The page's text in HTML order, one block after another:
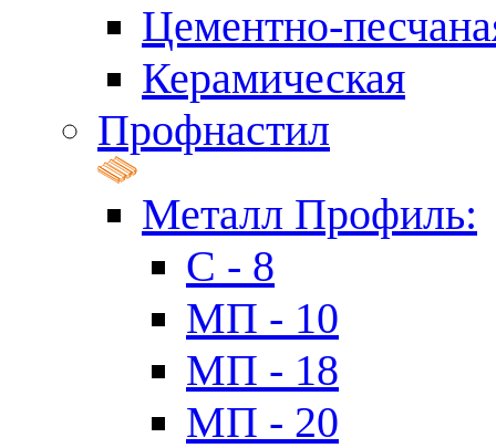
Цементно-
Керамическая
Профнастил
Металл Профиль:
C - 8
МП - 10
МП - 18
МП - 20